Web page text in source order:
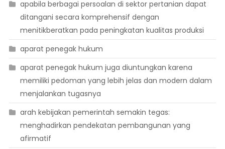
apabila berbagai persoalan di sektor pertanian dapat
ditangani secara komprehensif dengan
menitikberatkan pada peningkatan kualitas produksi
aparat penegak hukum
aparat penegak hukum juga diuntungkan karena
memiliki pedoman yang lebih jelas dan modern dalam
menjalankan tugasnya
arah kebijakan pemerintah semakin tegas:
menghadirkan pendekatan pembangunan yang
afirmatif